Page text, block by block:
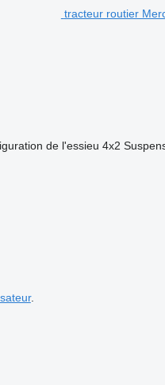
tracteur routier
de l'essieu 4x2
.